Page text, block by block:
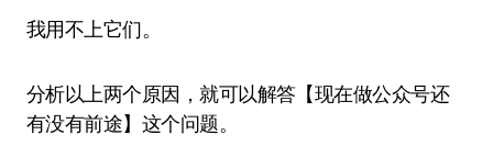
我用不上它们。
分析以上两个原因，就可以解答【现在做公众号还
有没有前途】这个问题。